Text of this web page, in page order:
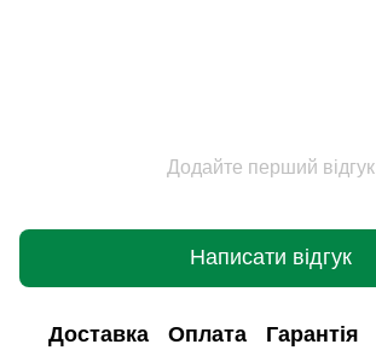
Додайте перший відгук
Написати відгук
Доставка Оплата Гарантія